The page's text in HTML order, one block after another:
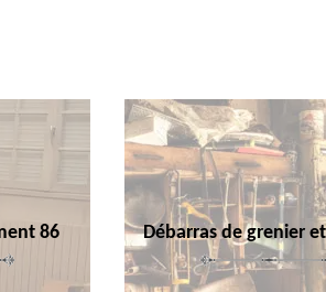
86 Débarras de grenier